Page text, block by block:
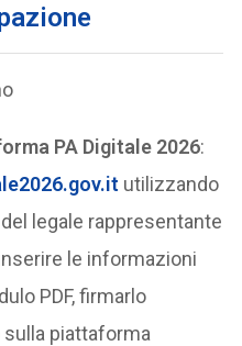
PA Digitale 2026:
utilizzando
del legale rappresentante
le informazioni
PDF, firmarlo
piattaforma